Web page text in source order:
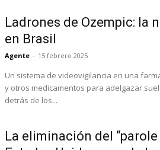
Ladrones de Ozempic: la
en Brasil
Agente - 15 febrero 2025
Un sistema de videovigilancia en una
y otros medicamentos para adelgazar
detrás de los...
La eliminación del